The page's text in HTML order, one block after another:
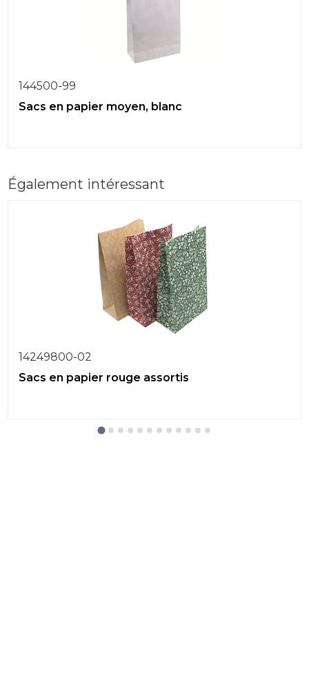
144500-99
Sacs en papier moyen, blanc
Également intéressant
14249800-02
Sacs en papier rouge assortis